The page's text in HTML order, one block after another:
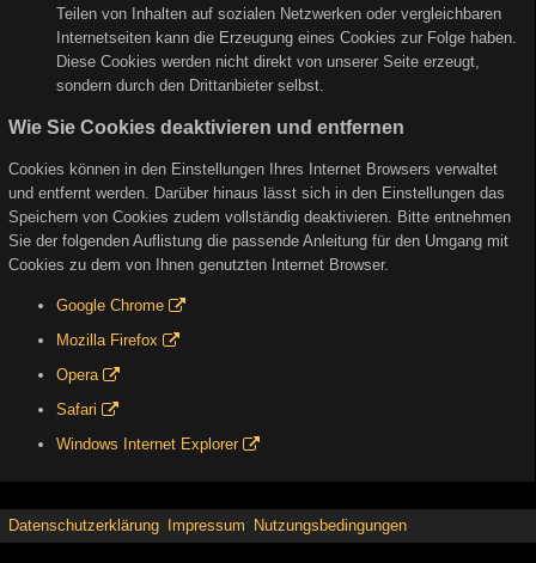
Teilen von Inhalten auf sozialen Netzwerken oder vergleichbaren
Internetseiten kann die Erzeugung eines Cookies zur Folge haben.
Diese Cookies werden nicht direkt von unserer Seite erzeugt,
sondern durch den Drittanbieter selbst.
Wie Sie Cookies deaktivieren und entfernen
Cookies können in den Einstellungen Ihres Internet Browsers verwaltet
und entfernt werden. Darüber hinaus lässt sich in den Einstellungen das
Speichern von Cookies zudem vollständig deaktivieren. Bitte entnehmen
Sie der folgenden Auflistung die passende Anleitung für den Umgang mit
Cookies zu dem von Ihnen genutzten Internet Browser.
Google Chrome
Mozilla Firefox
Opera
Safari
Windows Internet Explorer
Datenschutzerklärung Impressum Nutzungsbedingungen